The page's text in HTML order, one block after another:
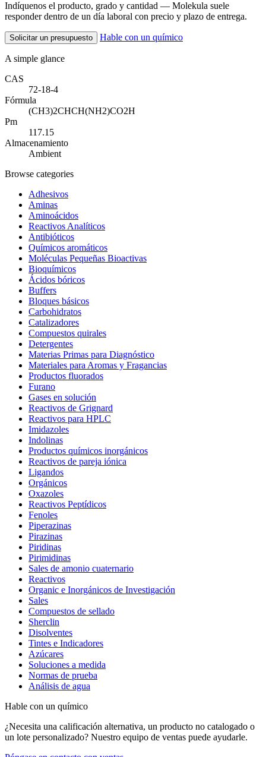
Indíquenos el producto, grado y cantidad — Molekula suele
responder dentro de un día laboral con precio y plazo de entrega.
Solicitar un presupuesto Hable con un químico
A simple glance
CAS
72-18-4
Fórmula
(CH3)2CHCH(NH2)CO2H
Pm
117.15
Almacenamiento
Ambient
Browse categories
Adhesivos
Aminas
Aminoácidos
Reactivos Analíticos
Antibióticos
Químicos aromáticos
Moléculas Pequeñas Bioactivas
Bioquímicos
Ácidos bóricos
Buffers
Bloques básicos
Carbohidratos
Catalizadores
Compuestos quirales
Detergentes
Materias Primas para Diagnóstico
Materiales para Aromas y Fragancias
Productos fluorados
Furano
Gases en solución
Reactivos de Grignard
Reactivos para HPLC
Imidazoles
Indolinas
Productos químicos inorgánicos
Reactivos de pareja iónica
Ligandos
Orgánicos
Oxazoles
Reactivos Peptídicos
Fenoles
Piperazinas
Pirazinas
Piridinas
Pirimidinas
Sales de amonio cuaternario
Reactivos
Organic e Inorgánicos de Investigación
Sales
Compuestos de sellado
Sherclin
Disolventes
Tintes e Indicadores
Azúcares
Soluciones a medida
Normas de prueba
Análisis de agua
Hable con un químico
¿Necesita una calificación alternativa, un producto no catalogado o
un lote personalizado? Nuestro equipo de ventas puede ayudarle.